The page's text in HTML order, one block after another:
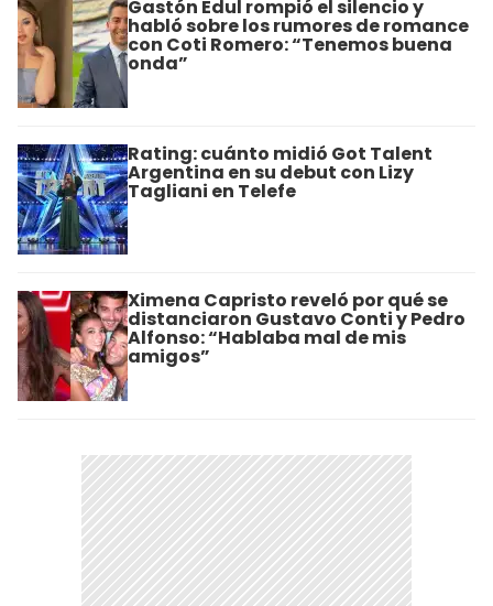
Gastón Edul rompió el silencio y
habló sobre los rumores de romance
con Coti Romero: “Tenemos buena
onda”
Rating: cuánto midió Got Talent
Argentina en su debut con Lizy
Tagliani en Telefe
Ximena Capristo reveló por qué se
distanciaron Gustavo Conti y Pedro
Alfonso: “Hablaba mal de mis
amigos”